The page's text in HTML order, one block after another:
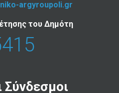
argyroupoli.gr
του Δημότη
Σύνδεσμοι